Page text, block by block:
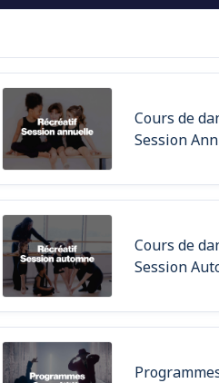
Cours de
Session
Cours de
Session